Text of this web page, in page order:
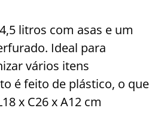
litros com asas e um
Ideal para
vários itens
é feito de plástico, o que
x C26 x A12 cm